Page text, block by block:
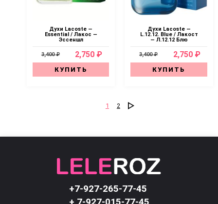
Духи Lacoste —
Essential / Лакос —
Эссеншл
3,400 ₽ 2,750 ₽
КУПИТЬ
Духи Lacoste —
L.12.12. Blue / Лакост
— Л.12.12 Блю
3,400 ₽ 2,750 ₽
КУПИТЬ
1 2
+7-927-265-77-45